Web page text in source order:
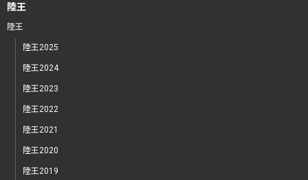
陸王
陸王
陸王2025
陸王2024
陸王2023
陸王2022
陸王2021
陸王2020
陸王2019